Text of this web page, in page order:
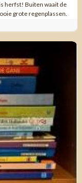
herfst! Buiten waait de
grote regenplassen.